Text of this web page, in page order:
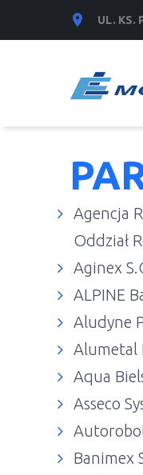
UL. KS.
Agencja
Oddział
Aginex
ALPINE
Aludyne
Alumetal
Aqua
Asseco
Banimex